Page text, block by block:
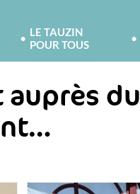
LE TAUZIN
POUR TOUS
auprès du